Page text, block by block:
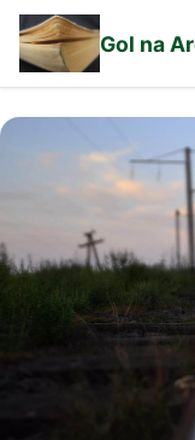
Gol na